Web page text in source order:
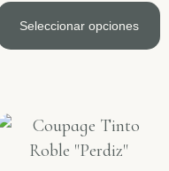
Seleccionar opciones